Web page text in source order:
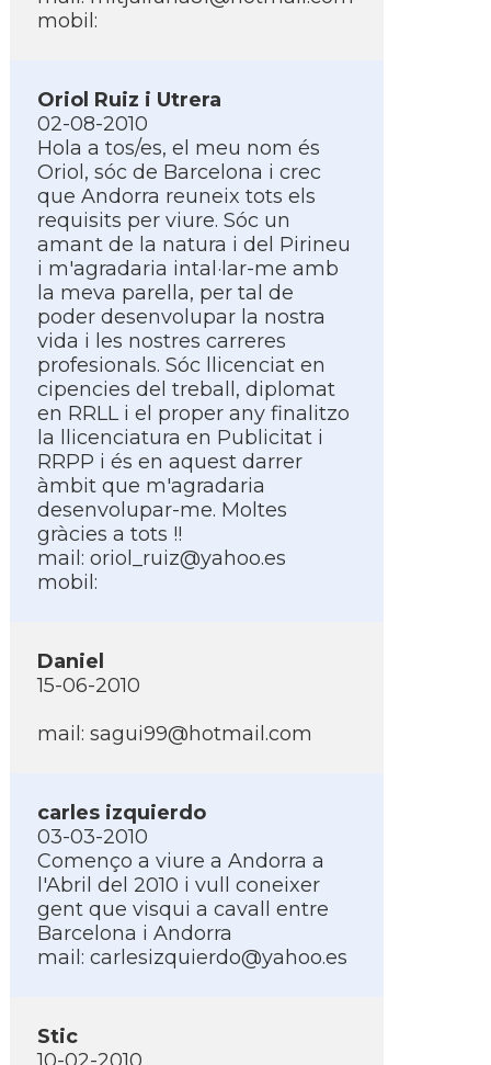
mobil:
Oriol Ruiz i Utrera
02-08-2010
Hola a tos/es, el meu nom és
Oriol, sóc de Barcelona i crec
que Andorra reuneix tots els
requisits per viure. Sóc un
amant de la natura i del Pirineu
i m'agradaria intal·lar-me amb
la meva parella, per tal de
poder desenvolupar la nostra
vida i les nostres carreres
profesionals. Sóc llicenciat en
cipencies del treball, diplomat
en RRLL i el proper any finalitzo
la llicenciatura en Publicitat i
RRPP i és en aquest darrer
àmbit que m'agradaria
desenvolupar-me. Moltes
gràcies a tots !!
mail: oriol_ruiz@yahoo.es
mobil:
Daniel
15-06-2010
mail: sagui99@hotmail.com
carles izquierdo
03-03-2010
Començo a viure a Andorra a
l'Abril del 2010 i vull coneixer
gent que visqui a cavall entre
Barcelona i Andorra
mail: carlesizquierdo@yahoo.es
Stic